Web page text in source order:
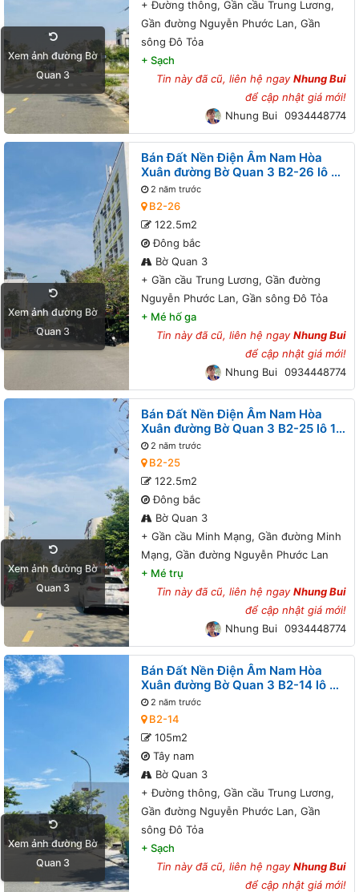
Xem ảnh đường Bờ
Quan 3
+Đường thông, Gần cầu Trung Lương,
Gần đường Nguyễn Phước Lan, Gần
sông Đô Tỏa
+ Sạch
Tin này đã cũ, liên hệ ngayNhung Bui
để cập nhật giá mới!
Nhung Bui 0934448774
Xem ảnh đường Bờ
Quan 3
Bán Đất Nền Điện Âm Nam Hòa
Xuân đường Bờ Quan 3 B2-26 lô 3x
- Gần cầu Trung Lương, Gần đường
Nguyễn Phước Lan, Gần sông Đô
Tỏa
2 năm trước
B2-26
122.5m2
Đông bắc
Bờ Quan 3
+ Gần cầu Trung Lương, Gần đường
Nguyễn Phước Lan, Gần sông Đô Tỏa
+ Mé hố ga
Tin này đã cũ, liên hệ ngayNhung Bui
để cập nhật giá mới!
Nhung Bui 0934448774
Xem ảnh đường Bờ
Quan 3
Bán Đất Nền Điện Âm Nam Hòa
Xuân đường Bờ Quan 3 B2-25 lô 1x
- Gần cầu Minh Mạng, Gần đường
Minh Mạng, Gần đường Nguyễn
Phước Lan
2 năm trước
B2-25
122.5m2
Đông bắc
Bờ Quan 3
+ Gần cầu Minh Mạng, Gần đường Minh
Mạng, Gần đường Nguyễn Phước Lan
+ Mé trụ
Tin này đã cũ, liên hệ ngayNhung Bui
để cập nhật giá mới!
Nhung Bui 0934448774
Xem ảnh đường Bờ
Quan 3
Bán Đất Nền Điện Âm Nam Hòa
Xuân đường Bờ Quan 3 B2-14 lô 4x
- Đường thông, Gần cầu Trung
Lương, Gần đường Nguyễn Phước
Lan, Gần sông Đô Tỏa
2 năm trước
B2-14
105m2
Tây nam
Bờ Quan 3
+Đường thông, Gần cầu Trung Lương,
Gần đường Nguyễn Phước Lan, Gần
sông Đô Tỏa
+ Sạch
Tin này đã cũ, liên hệ ngayNhung Bui
để cập nhật giá mới!